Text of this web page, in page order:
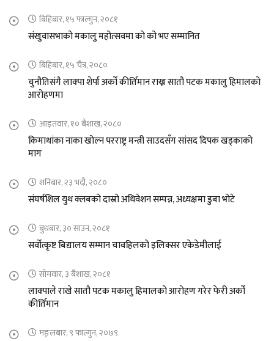
बिहिबार, १५ फाल्गुन, २०८१
संखुवासभाको मकालु महोत्सवमा को को भए सम्मानित
बिहिबार, १५ चैत्र, २०८०
चुनौतिसंगै लाक्पा शेर्पा अर्को कीर्तिमान राख्न सातौ पटक मकालु हिमालको
आरोहणमा
आइतवार, १० बैशाख, २०८०
किमाथांका नाका खोल्न परराष्ट्र मन्त्री साउदसँग सांसद दिपक खड्काको
माग
शनिबार, २३ भदौ, २०८०
संघर्षशिल युथ क्लबको दास्रो अधिवेशन सम्पन्न, अध्यक्षमा डुबा भोटे
बुधबार, ३० साउन, २०८१
सर्वोत्कृष्ट बिद्यालय सम्मान चावहिलको इलिक्सर एकेडेमीलाई
सोमवार, ३ बैशाख, २०८१
लाक्पाले राखे सातौ पटक मकालु हिमालको आरोहण गरेर फेरी अर्को
कीर्तिमान
मङ्लबार, ९ फाल्गुन, २०७९